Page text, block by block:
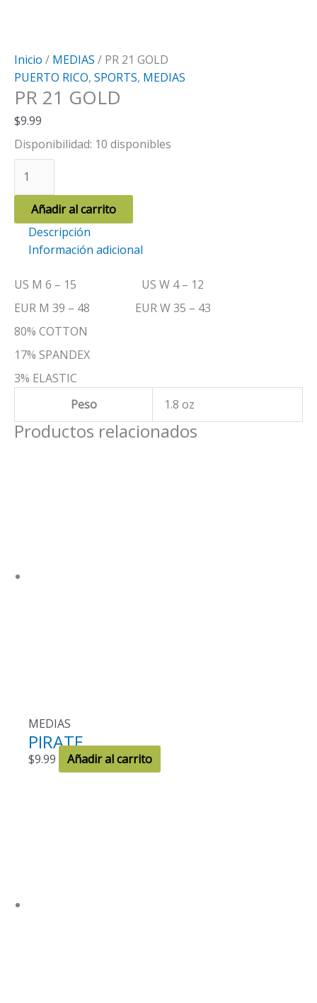
Inicio / MEDIAS / PR 21 GOLD
PUERTO RICO, SPORTS, MEDIAS
PR 21 GOLD
$9.99
Disponibilidad: 10 disponibles
GOLD
cantidad
Añadir al carrito
Descripción
Información adicional
US M 6 – 15 US W 4 – 12
EUR M 39 – 48 EUR W 35 – 43
80% COTTON
17% SPANDEX
3% ELASTIC
Peso
1.8 oz
Productos relacionados
MEDIAS
PIRATE
$9.99 Añadir al carrito